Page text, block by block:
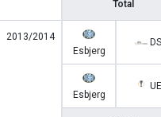
Total
2013/2014
Esbjerg
Esbjerg